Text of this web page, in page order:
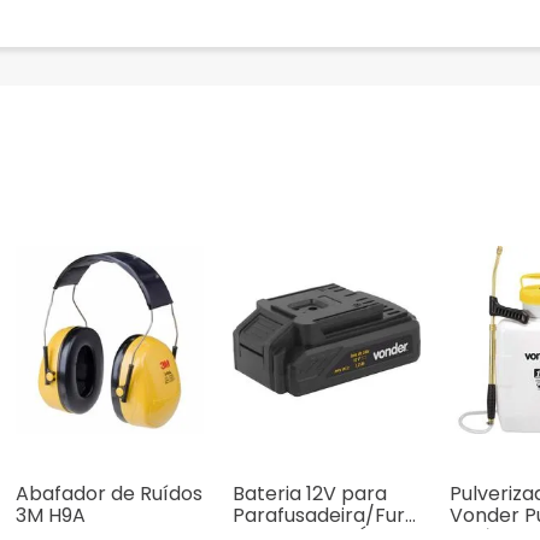
Abafador de Ruídos
3M H9A
Bateria 12V para
Parafusadeira/Fura Vonder